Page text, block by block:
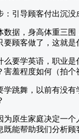
引导顾客付出沉
据，身高体重三
顾客做了，这就是
要学英语，职业
羞程度如何（拍
跳舞，以前有没
原生家庭决定一
能帮助我们分析